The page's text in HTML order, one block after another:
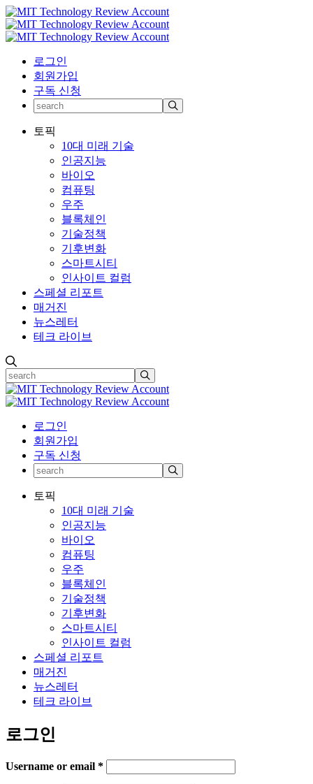
로그인
회원가입
구독 신청
토픽
10대 미래 기술
인공지능
바이오
컴퓨팅
우주
블록체인
기술정책
기후변화
스마트시티
인사이트 컬럼
스페셜 리포트
매거진
뉴스레터
테크 라이브
로그인
회원가입
구독 신청
토픽
10대 미래 기술
인공지능
바이오
컴퓨팅
우주
블록체인
기술정책
기후변화
스마트시티
인사이트 컬럼
스페셜 리포트
매거진
뉴스레터
테크 라이브
로그인
Username or email *